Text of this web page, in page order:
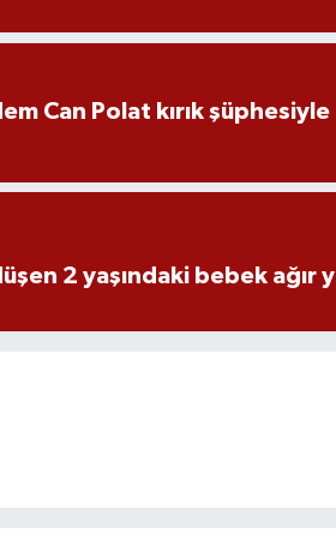
Can Polat kırık
2 yaşındaki bebek ağır